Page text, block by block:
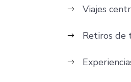
Viajes
Retiros de